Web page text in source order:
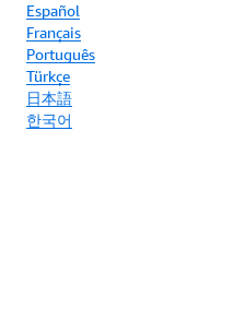
Español
Français
Português
Türkçe
日本語
한국어